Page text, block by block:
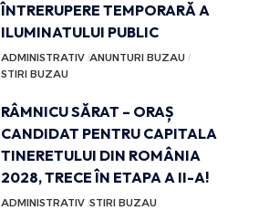
ÎNTRERUPERE TEMPORARĂ A
ILUMINATULUI PUBLIC
ADMINISTRATIV ANUNTURI BUZAU
STIRI BUZAU
RÂMNICU SĂRAT – ORAȘ
CANDIDAT PENTRU CAPITALA
TINERETULUI DIN ROMÂNIA
2028, TRECE ÎN ETAPA A II-A!
ADMINISTRATIV STIRI BUZAU